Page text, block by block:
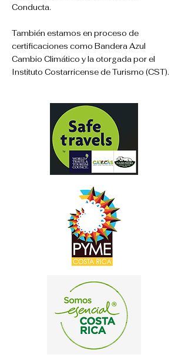
Conducta.
También estamos en proceso de
certificaciones como Bandera Azul
Cambio Climático y la otorgada por el
Instituto Costarricense de Turismo (CST).